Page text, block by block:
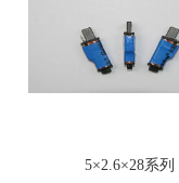
5×2.6×28系列